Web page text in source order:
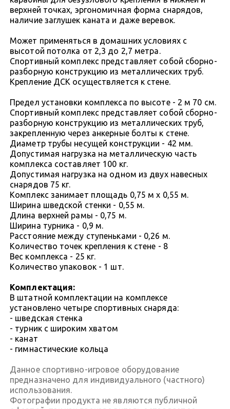
верхней точках, эргономичная форма снарядов,
наличие заглушек каната и даже веревок.
Может применяться в домашних условиях с
высотой потолка от 2,3 до 2,7 метра.
Спортивный комплекс представляет собой сборно-
разборную конструкцию из металлических труб.
Крепление ДСК осуществляется к стене.
Предел установки комплекса по высоте - 2 м 70 см.
Спортивный комплекс представляет собой сборно-
разборную конструкцию из металлических труб,
закрепленную через анкерные болты к стене.
Диаметр трубы несущей конструкции - 42 мм.
Допустимая нагрузка на металлическую часть
комплекса составляет 100 кг.
Допустимая нагрузка на одном из двух навесных
снарядов 75 кг.
Комплекс занимает площадь 0,75 м х 0,55 м.
Ширина шведской стенки - 0,55 м.
Длина верхней рамы - 0,75 м.
Ширина турника - 0,9 м.
Расстояние между ступеньками - 0,26 м.
Количество точек крепления к стене - 8
Вес комплекса - 25 кг.
Количество упаковок - 1 шт.
Комплектация:
В штатной комплектации на комплексе
установлено четыре спортивных снаряда:
- шведская стенка
- турник с широким хватом
- канат
- гимнастические кольца
Данное спортивно-игровое оборудование
предназначено для индивидуального (частного)
использования.
Фотографии продукта не являются публичной